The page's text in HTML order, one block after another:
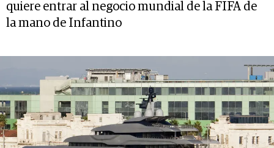
quiere entrar al negocio mundial de la FIFA de
la mano de Infantino